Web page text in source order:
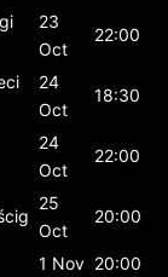
23
Oct
22:00
24
Oct
18:30
24
Oct
22:00
25
Oct
20:00
1 Nov 20:00